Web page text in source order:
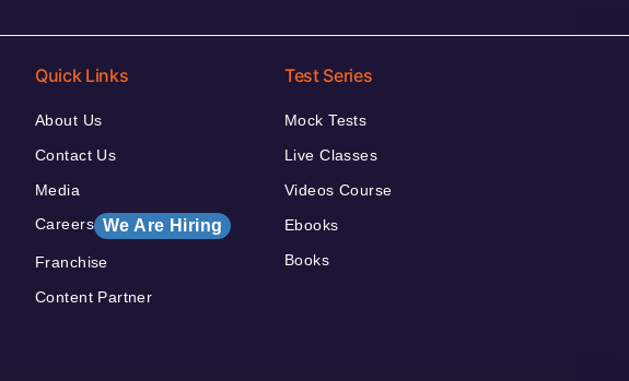
Quick Links
About Us
Contact Us
Media
Careers We Are Hiring
Franchise
Content Partner
Test Series
Mock Tests
Live Classes
Videos Course
Ebooks
Books